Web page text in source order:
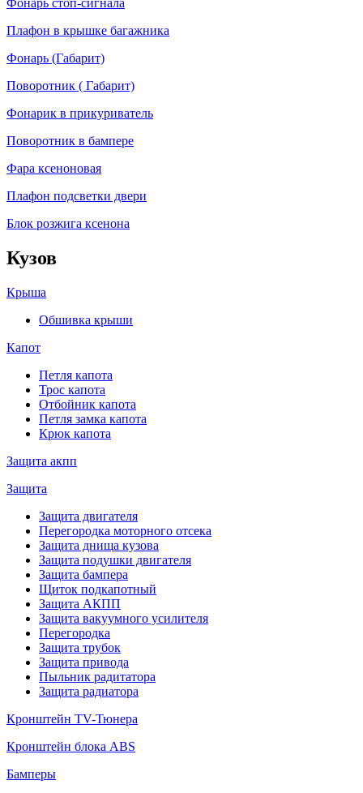
Плафон в крышке багажника
Фонарь (Габарит)
Поворотник ( Габарит)
Фонарик в прикуриватель
Поворотник в бампере
Фара ксеноновая
Плафон подсветки двери
Блок розжига ксенона
Кузов
Крыша
Обшивка крыши
Капот
Петля капота
Трос капота
Отбойник капота
Петля замка капота
Крюк капота
Защита акпп
Защита
Защита двигателя
Перегородка моторного отсека
Защита днища кузова
Защита подушки двигателя
Защита бампера
Щиток подкапотный
Защита АКПП
Защита вакуумного усилителя
Перегородка
Защита трубок
Защита привода
Пыльник радитатора
Защита радиатора
Кронштейн TV-Тюнера
Кронштейн блока ABS
Бамперы